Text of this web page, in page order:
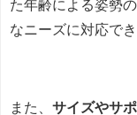
た年齢による姿勢
なニーズに対応でき
また、 サイズやサ